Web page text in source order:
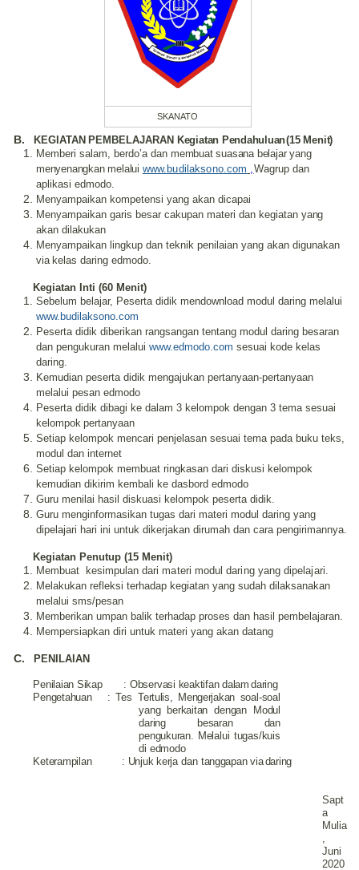
SKANATO
B. KEGIATAN PEMBELAJARAN Kegiatan Pendahuluan(15 Menit)
Memberi salam, berdo’a dan membuat suasana belajar yang
menyenangkanmelalui www.budilaksono.com ,Wagrupdan
aplikasi edmodo.
Menyampaikan kompetensi yang akan dicapai
Menyampaikan garis besar cakupan materi dan kegiatan yang
akan dilakukan
Menyampaikan lingkup dan teknik penilaian yang akan digunakan
via kelas daring edmodo.
Kegiatan Inti (60 Menit)
Sebelum belajar, Peserta didik mendownload modul daring melalui
www.budilaksono.com
Peserta didik diberikan rangsangan tentang modul daring besaran
dan pengukuran melalui www.edmodo.com sesuai kode kelas
daring.
Kemudian peserta didik mengajukan pertanyaan-pertanyaan
melalui pesan edmodo
Peserta didik dibagi ke dalam 3 kelompok dengan 3 tema sesuai
kelompok pertanyaan
Setiap kelompok mencari penjelasan sesuai tema pada buku teks,
modu l dan internet
Setiap kelompok membuat ringkasan dari diskusi kelompok
kemudian dikirim kembali ke dasbord edmodo
Guru menilai hasil diskuasi kelompok peserta didik.
Guru menginformasikan tugas dari materi modul daring yang
dipelajari hari ini untuk dikerjakan dirumah dan cara pengirimannya.
Kegiatan Penutup (15 Menit)
Membuat kesimpulan dari materi modul daring yang dipelajari.
Melakukan refleksi terhadap kegiatan yang sudah dilaksanakan
melalui sms/pesan
Memberikan umpan balik terhadap proses dan hasil pembelajaran.
Mempersiapkan diri untuk materi yang akan datang
C. PENILAIAN
Penilaian Sikap : Observasi keaktifan dalam daring
Pengetahuan : TesTertulis, Mengerjakan soal-soal
yang berkaitandengan
Modul
daring
besaran dan
pengukuran. Melalui tugas/kuis
di edmodo
Keterampilan : Unjuk kerja dan tanggapanviadaring
Sapt
a
Mulia
,
Juni
2020